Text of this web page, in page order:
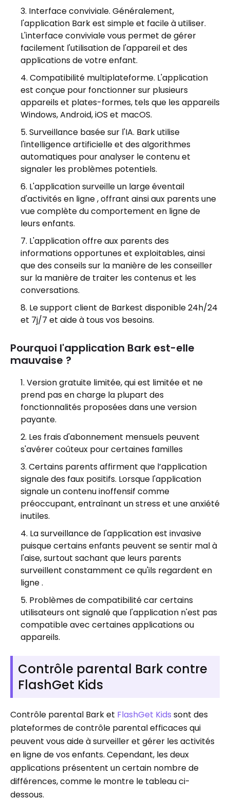
Interface conviviale. Généralement,
l'application Bark est simple et facile à utiliser.
L'interface conviviale vous permet de gérer
facilement l'utilisation de l'appareil et des
applications de votre enfant.
Compatibilité multiplateforme. L'application
est conçue pour fonctionner sur plusieurs
appareils et plates-formes, tels que les appareils
Windows, Android, iOS et macOS.
Surveillance basée sur l'IA. Bark utilise
l'intelligence artificielle et des algorithmes
automatiques pour analyser le contenu et
signaler les problèmes potentiels.
L'application surveille un large éventail
d'activités en ligne , offrant ainsi aux parents une
vue complète du comportement en ligne de
leurs enfants.
L'application offre aux parents des
informations opportunes et exploitables, ainsi
que des conseils sur la manière de les conseiller
sur la manière de traiter les contenus et les
conversations.
Le support client de Barkest disponible 24h/24
et 7j/7 et aide à tous vos besoins.
Pourquoi l'application Bark est-elle
mauvaise ?
Version gratuite limitée, qui est limitée et ne
prend pas en charge la plupart des
fonctionnalités proposées dans une version
payante.
Les frais d'abonnement mensuels peuvent
s'avérer coûteux pour certaines familles
Certains parents affirment que l’application
signale des faux positifs. Lorsque l'application
signale un contenu inoffensif comme
préoccupant, entraînant un stress et une anxiété
inutiles.
La surveillance de l'application est invasive
puisque certains enfants peuvent se sentir mal à
l'aise, surtout sachant que leurs parents
surveillent constamment ce qu'ils regardent en
ligne .
Problèmes de compatibilité car certains
utilisateurs ont signalé que l'application n'est pas
compatible avec certaines applications ou
appareils.
Contrôle parental Bark contre
FlashGet Kids
Contrôle parental Bark et FlashGet Kids sont des
plateformes de contrôle parental efficaces qui
peuvent vous aide à surveiller et gérer les activités
en ligne de vos enfants. Cependant, les deux
applications présentent un certain nombre de
différences, comme le montre le tableau ci-
dessous.